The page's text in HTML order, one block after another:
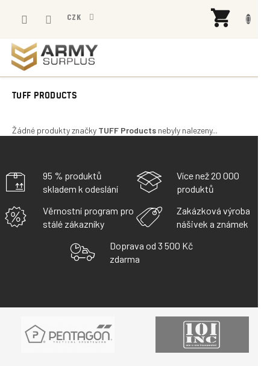
CZK
TUFF PRODUCTS
Žádné produkty značky TUFF Products nebyly nalezeny...
95 % produktů
skladem k odeslání
Více než 20 000
produktů
Věrnostní program pro
stálé zákazníky
Zakázková výroba
nášivek a známek
Doprava od 3 500 Kč
zdarma